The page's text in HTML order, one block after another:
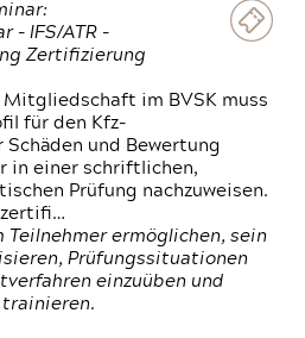
- IFS/ATR -
Zertifizierung
Mitgliedschaft im BVSK muss
für den Kfz-
und Bewertung
in einer schriftlichen,
Prüfung nachzuweisen.
Teilnehmer ermöglichen, sein
Prüfungssituationen
einzuüben und